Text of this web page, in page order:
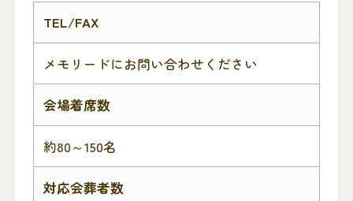
TEL/FAX
メモリードにお問い合わせください
会場着席数
約80～150名
対応会葬者数